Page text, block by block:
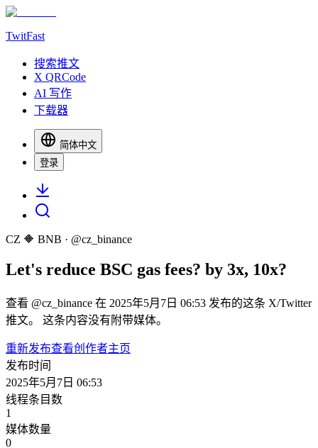
TwitFast
搜索推文
X QRCode
AI 写作
下载器
简体中文
登录
CZ 🔶 BNB · @cz_binance
Let's reduce BSC gas fees? by 3x, 10x?
查看 @cz_binance 在 2025年5月7日 06:53 发布的这条 X/Twitter
推文。 这条内容没有附带媒体。
重新发布查看创作者主页
发布时间
2025年5月7日 06:53
线程条目数
1
媒体数量
0